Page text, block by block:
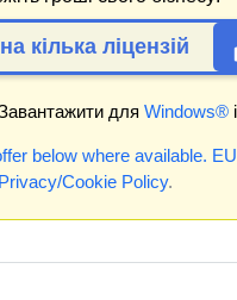
кілька ліцензій
для Windows®і
below where available.
Privacy/Cookie Policy.